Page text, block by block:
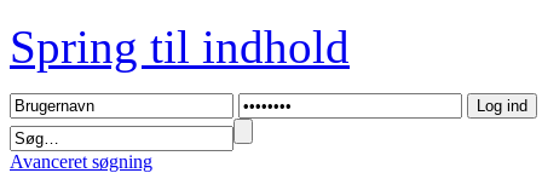
Spring til indhold
Avanceret søgning